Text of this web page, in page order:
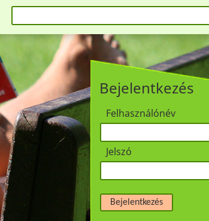
Bejelentkezés
Felhasználónév
Jelszó
Bejelentkezés